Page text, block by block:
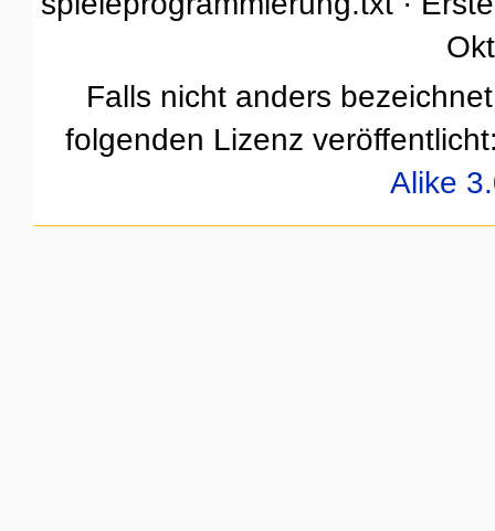
Falls nicht anders
folgenden Lizenz
Alike